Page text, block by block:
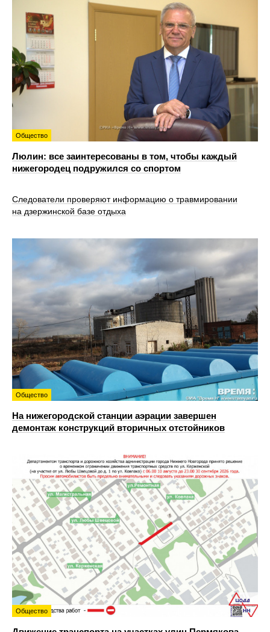
Общество
Люлин: все заинтересованы в том, чтобы каждый
нижегородец подружился со спортом
Следователи проверяют информацию о травмировании
на дзержинской базе отдыха
Общество
На нижегородской станции аэрации завершен
демонтаж конструкций вторичных отстойников
Общество